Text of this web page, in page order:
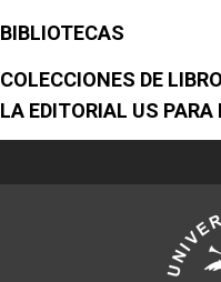
BIBLIOTECAS
COLECCIONES DE
LA EDITORIAL US